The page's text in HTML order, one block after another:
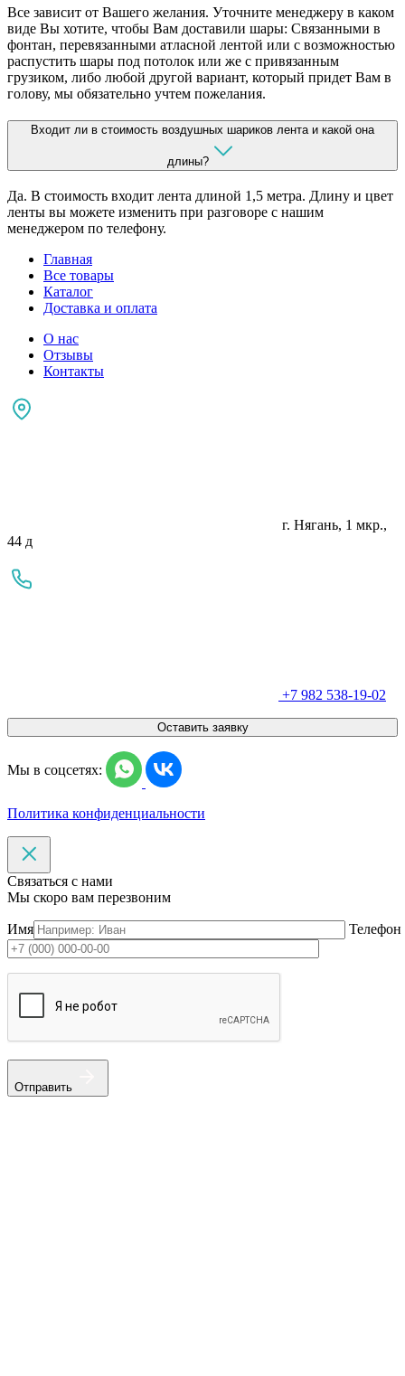
Все зависит от Вашего желания. Уточните менеджеру в каком
виде Вы хотите, чтобы Вам доставили шары: Связанными в
фонтан, перевязанными атласной лентой или с возможностью
распустить шары под потолок или же с привязанным
грузиком, либо любой другой вариант, который придет Вам в
голову, мы обязательно учтем пожелания.
Входит ли в стоимость воздушных шариков лента и какой она
длины?
Да. В стоимость входит лента длиной 1,5 метра. Длину и цвет
ленты вы можете изменить при разговоре с нашим
менеджером по телефону.
Главная
Все товары
Каталог
Доставка и оплата
О нас
Отзывы
Контакты
г. Нягань, 1 мкр.,
44 д
+7 982 538-19-02
Оставить заявку
Мы в соцсетях:
Политика конфиденциальности
Связаться с нами
Мы скоро вам перезвоним
Имя Телефон
Отправить